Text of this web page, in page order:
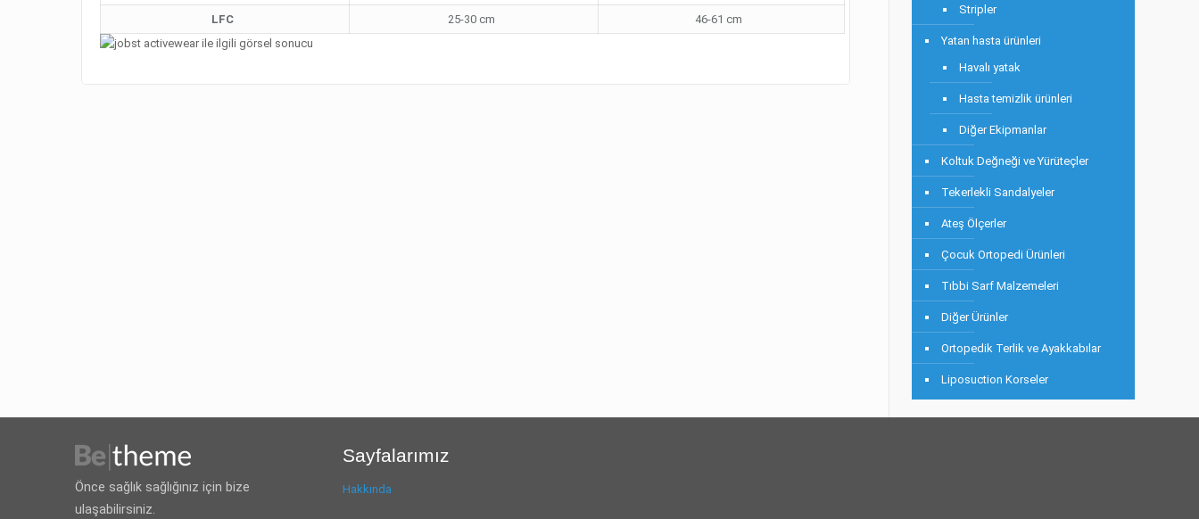
LFC 25-30 cm 46-61 cm
Stripler
Yatan hasta ürünleri
Havalı yatak
Hasta temizlik ürünleri
Diğer Ekipmanlar
Koltuk Değneği ve Yürüteçler
Tekerlekli Sandalyeler
Ateş Ölçerler
Çocuk Ortopedi Ürünleri
Tıbbi Sarf Malzemeleri
Diğer Ürünler
Ortopedik Terlik ve Ayakkabılar
Liposuction Korseler
Önce sağlık sağlığınız için bize
ulaşabilirsiniz.
Sayfalarımız
Hakkında